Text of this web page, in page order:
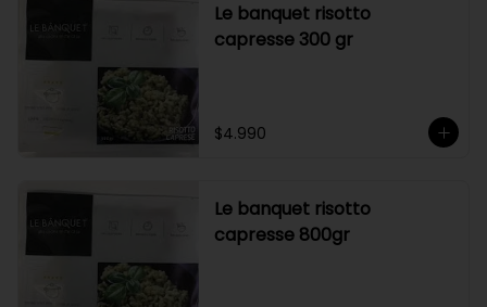
Le banquet risotto
capresse 300 gr
$4.990
Le banquet risotto
capresse 800gr